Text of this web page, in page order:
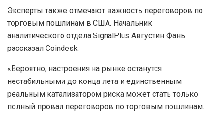
Эксперты также отмечают важность переговоров по
торговым пошлинам в США. Начальник
аналитического отдела SignalPlus Августин Фань
рассказал Coindesk:
«Вероятно, настроения на рынке останутся
нестабильными до конца лета и единственным
реальным катализатором риска может стать только
полный провал переговоров по торговым пошлинам.